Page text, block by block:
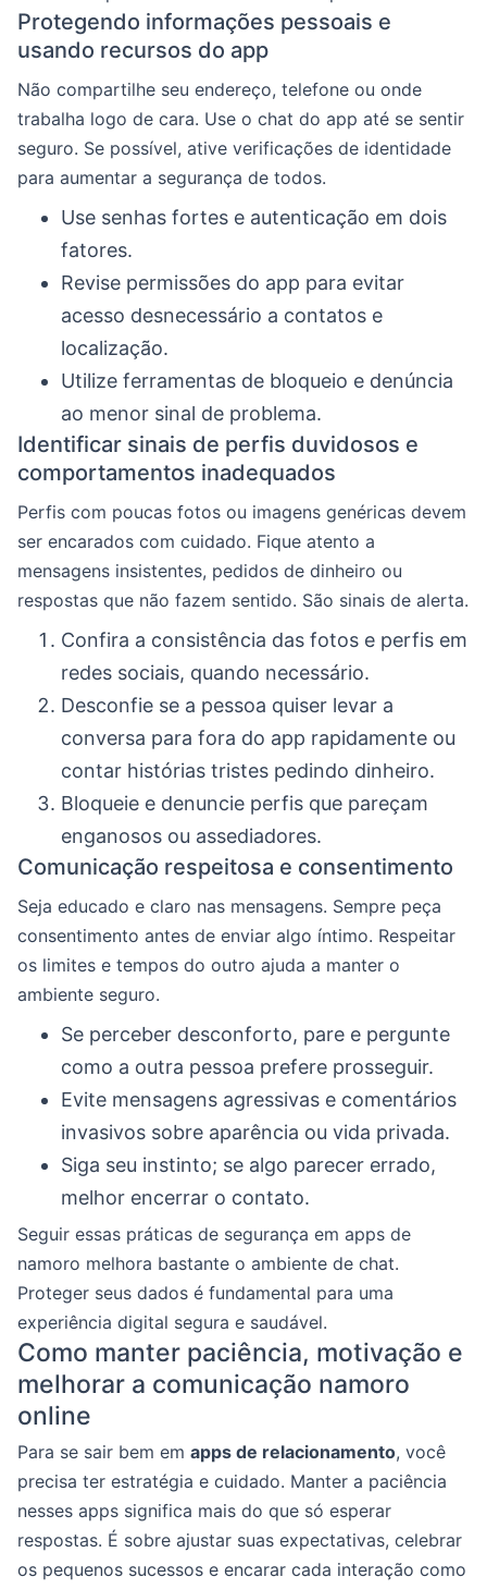
Protegendo informações pessoais e
usando recursos do app
Não compartilhe seu endereço, telefone ou onde
trabalha logo de cara. Use o chat do app até se sentir
seguro. Se possível, ative verificações de identidade
para aumentar a segurança de todos.
Use senhas fortes e autenticação em dois
fatores.
Revise permissões do app para evitar
acesso desnecessário a contatos e
localização.
Utilize ferramentas de bloqueio e denúncia
ao menor sinal de problema.
Identificar sinais de perfis duvidosos e
comportamentos inadequados
Perfis com poucas fotos ou imagens genéricas devem
ser encarados com cuidado. Fique atento a
mensagens insistentes, pedidos de dinheiro ou
respostas que não fazem sentido. São sinais de alerta.
Confira a consistência das fotos e perfis em
redes sociais, quando necessário.
Desconfie se a pessoa quiser levar a
conversa para fora do app rapidamente ou
contar histórias tristes pedindo dinheiro.
Bloqueie e denuncie perfis que pareçam
enganosos ou assediadores.
Comunicação respeitosa e consentimento
Seja educado e claro nas mensagens. Sempre peça
consentimento antes de enviar algo íntimo. Respeitar
os limites e tempos do outro ajuda a manter o
ambiente seguro.
Se perceber desconforto, pare e pergunte
como a outra pessoa prefere prosseguir.
Evite mensagens agressivas e comentários
invasivos sobre aparência ou vida privada.
Siga seu instinto; se algo parecer errado,
melhor encerrar o contato.
Seguir essas práticas de segurança em apps de
namoro melhora bastante o ambiente de chat.
Proteger seus dados é fundamental para uma
experiência digital segura e saudável.
Como manter paciência, motivação e
melhorar a comunicação namoro
online
Para se sair bem em apps de relacionamento, você
precisa ter estratégia e cuidado. Manter a paciência
nesses apps significa mais do que só esperar
respostas. É sobre ajustar suas expectativas, celebrar
os pequenos sucessos e encarar cada interação como